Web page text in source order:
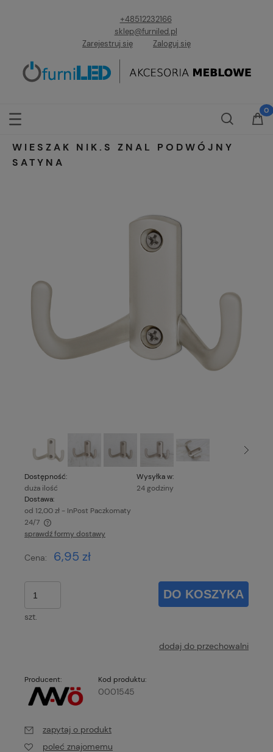
+48512232166
sklep@furniled.pl
Zarejestruj się
Zaloguj się
WIESZAK NIK.S ZNAL PODWÓJNY
SATYNA
Dostępność:
duża ilość
Wysyłka w:
24 godziny
Dostawa:
od 12,00 zł - InPost Paczkomaty
24/7
Cena nie zawiera ewentualnych kosztów płatności
sprawdź formy dostawy
Cena: 6,95 zł
szt.
DO KOSZYKA
dodaj do przechowalni
Producent: Kod produktu:
0001545
zapytaj o produkt
poleć znajomemu